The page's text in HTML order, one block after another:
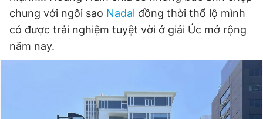
chung với ngôi sao Nadal đồng thời thổ lộ mình
có được trải nghiệm tuyệt vời ở giải Úc mở rộng
năm nay.